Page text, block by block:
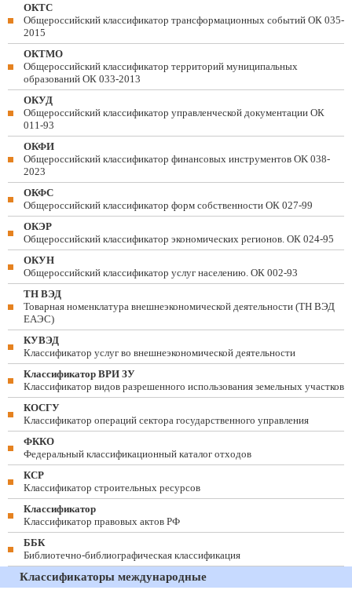
ОКТС
Общероссийский классификатор трансформационных событий ОК 035-
2015
ОКТМО
Общероссийский классификатор территорий муниципальных
образований ОК 033-2013
ОКУД
Общероссийский классификатор управленческой документации ОК
011-93
ОКФИ
Общероссийский классификатор финансовых инструментов OK 038-
2023
ОКФС
Общероссийский классификатор форм собственности ОК 027-99
ОКЭР
Общероссийский классификатор экономических регионов. ОК 024-95
ОКУН
Общероссийский классификатор услуг населению. ОК 002-93
ТН ВЭД
Товарная номенклатура внешнеэкономической деятельности (ТН ВЭД
ЕАЭС)
КУВЭД
Классификатор услуг во внешнеэкономической деятельности
Классификатор ВРИ ЗУ
Классификатор видов разрешенного использования земельных участков
КОСГУ
Классификатор операций сектора государственного управления
ФККО
Федеральный классификационный каталог отходов
КСР
Классификатор строительных ресурсов
Классификатор
Классификатор правовых актов РФ
ББК
Библиотечно-библиографическая классификация
Классификаторы международные